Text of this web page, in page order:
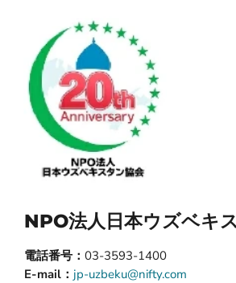
NPO法人日本ウズベキ
電話番号： 03-3593-1400
E-mail： jp-uzbeku@nifty.com